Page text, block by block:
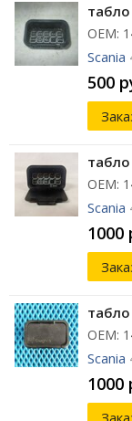
ОЕМ:
Scania
500
ОЕМ:
Scania
1000
ОЕМ:
Scania
1000